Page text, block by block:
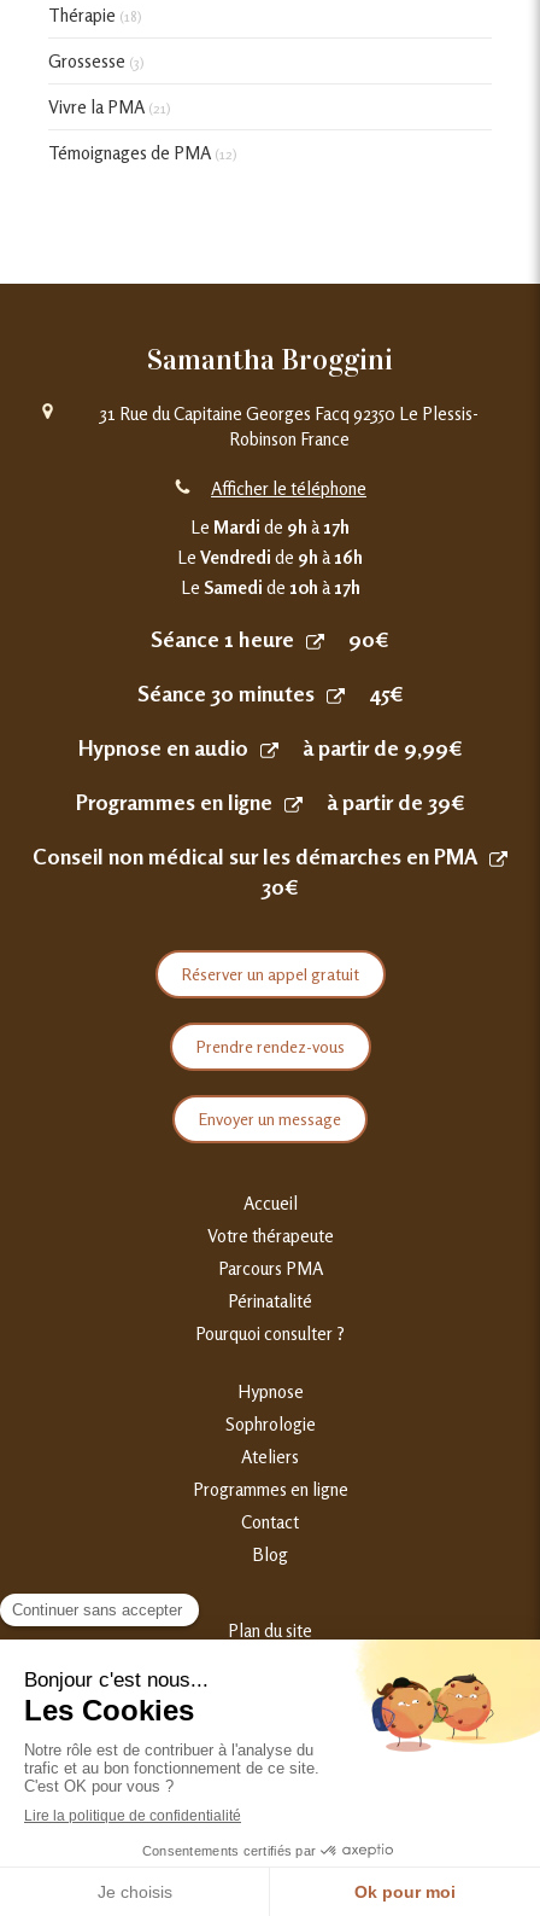
Thérapie (18)
Grossesse (3)
Vivre la PMA (21)
Témoignages de PMA (12)
Samantha Broggini
31 Rue du Capitaine Georges Facq 92350 Le Plessis-
Robinson France
Afficher le téléphone
Le Mardi de 9h à17h
Le Vendredi de 9h à16h
Le Samedi de 10h à17h
Séance 1 heure 90€
Séance 30 minutes 45€
Hypnose en audio à partir de 9,99€
Programmes en ligne à partir de 39€
Conseil non médical sur les démarches en PMA
30€
Réserver un appel gratuit
Prendre rendez-vous
Envoyer un message
Accueil
Votre thérapeute
Parcours PMA
Périnatalité
Pourquoi consulter ?
Hypnose
Sophrologie
Ateliers
Programmes en ligne
Contact
Blog
Plan du site
©2023 Samantha Broggini - Hypnothérapeute Périnatalité
Création et référencement du site par Simplébo
Ce site est parrainé par la
Chambre Syndicale de la Sophrologie